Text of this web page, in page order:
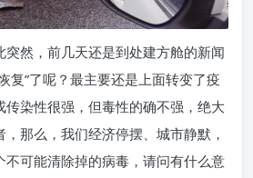
然，前几天还是到处建方舱的新闻
复”了呢？最主要还是上面转变了疫
染性很强，但毒性的确不强，绝大
那么，我们经济停摆、城市静默，
不可能清除掉的病毒，请问有什么意